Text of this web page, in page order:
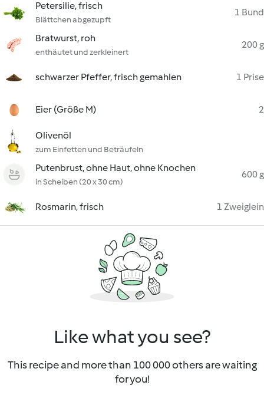
Petersilie, frisch
Blättchen abgezupft
1 Bund
Bratwurst, roh
enthäutet und zerkleinert
200 g
schwarzer Pfeffer, frisch gemahlen 1 Prise
Eier (Größe M) 2
Olivenöl
zum Einfetten und Beträufeln
Putenbrust, ohne Haut, ohne Knochen
in Scheiben (20 x 30 cm)
600 g
Rosmarin, frisch 1 Zweiglein
Like what you see?
This recipe and more than 100 000 others are waiting
for you!